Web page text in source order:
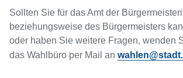
Sollten Sie für das Amt der
beziehungsweise des Bürgermeisters
oder haben Sie weitere Fragen, wenden
das Wahlbüro per Mail an